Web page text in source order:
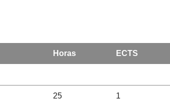
Horas ECTS
25 1